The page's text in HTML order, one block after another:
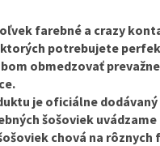
farebné a crazy
potrebujete
obmedzovať
je oficiálne dodávaný
šošoviek
chová na rôznych